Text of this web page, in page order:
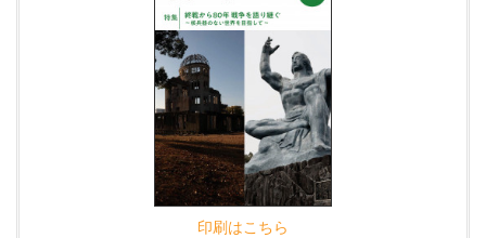
印刷はこちら